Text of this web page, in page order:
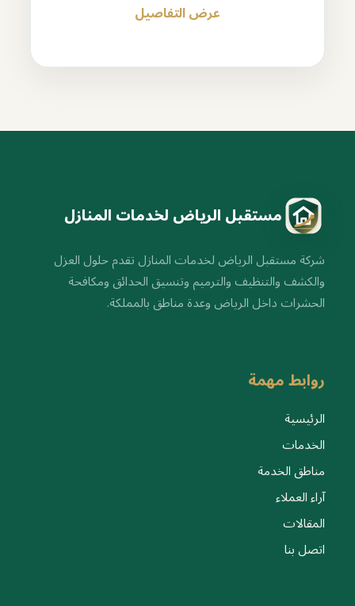
عرض التفاصيل
مستقبل الرياض لخدمات المنازل
شركة مستقبل الرياض لخدمات المنازل تقدم حلول العزل
والكشف والتنظيف والترميم وتنسيق الحدائق ومكافحة
الحشرات داخل الرياض وعدة مناطق بالمملكة.
روابط مهمة
الرئيسية
الخدمات
مناطق الخدمة
آراء العملاء
المقالات
اتصل بنا